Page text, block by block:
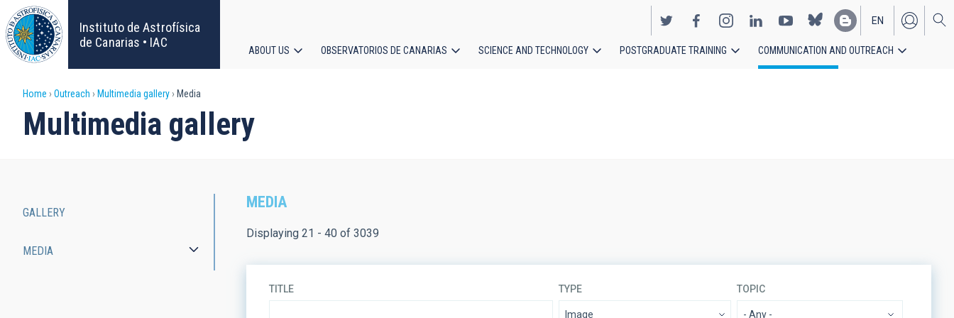
Skip
to
main
content
Instituto de Astrofísica
de Canarias • IAC
EN
ES
ABOUT US OBSERVATORIOS DE CANARIAS SCIENCE AND TECHNOLOGY POSTGRADUATE TRAINING COMMUNICATION AND OUTREACH
Breadcrumb
Home Outreach Multimedia gallery Media
Multimedia gallery
MEDIA
Displaying 21 - 40 of 3039
TITLE TYPE TOPIC
- Any -
navigation
GALLERY
MEDIA